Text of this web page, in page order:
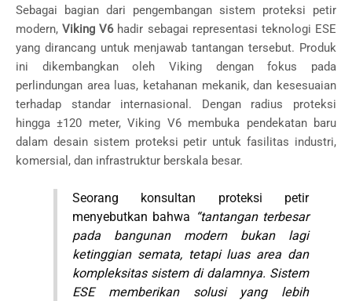
Sebagai bagian dari pengembangan sistem proteksi petir
modern,Viking V6hadir sebagai representasi teknologi ESE
yang dirancang untuk menjawab tantangan tersebut. Produk
ini dikembangkan oleh Viking dengan fokus pada
perlindungan area luas, ketahanan mekanik, dan kesesuaian
terhadap standar internasional. Dengan radius proteksi
hingga ±120 meter, Viking V6 membuka pendekatan baru
dalam desain sistem proteksi petir untuk fasilitas industri,
komersial, dan infrastruktur berskala besar.
Seorang konsultan proteksi petir
menyebutkan bahwa “tantangan terbesar
pada bangunan modern bukan lagi
ketinggian semata, tetapi luas area dan
kompleksitas sistem di dalamnya. Sistem
ESE memberikan solusi yang lebih